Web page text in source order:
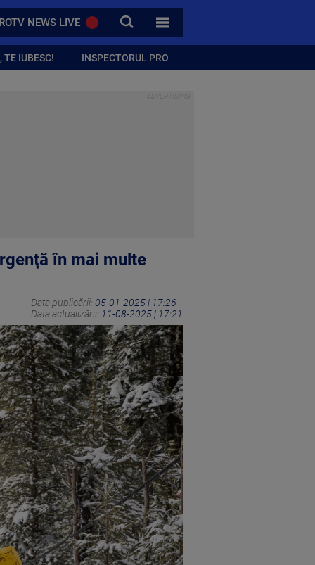
NEWS LIVE CAUTA
TOATE CATEGORIILE
TE IUBESC! INSPECTORUL PRO
în mai multe
Data publicării: 05-01-2025 | 17:26
Data actualizării: 11-08-2025 | 17:21